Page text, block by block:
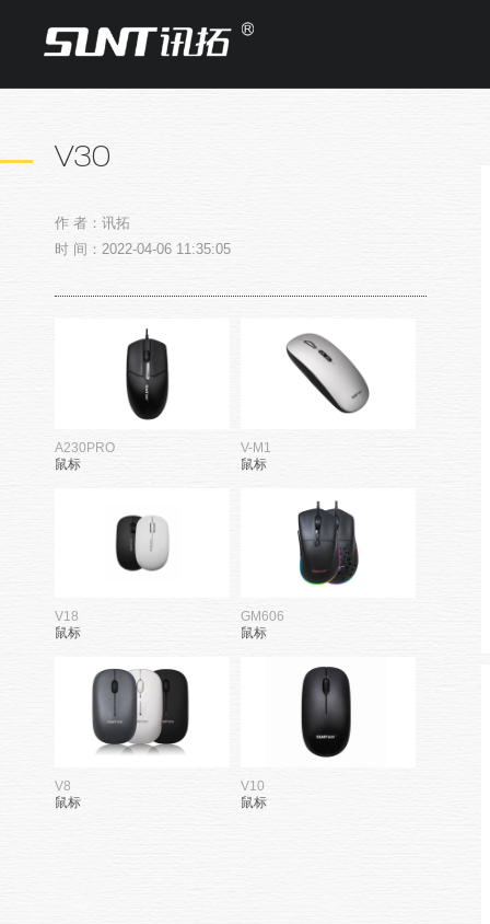
V30
作 者：讯拓
时 间：2022-04-06 11:35:05
A230PRO
鼠标
V-M1
鼠标
V18
鼠标
GM606
鼠标
V8
鼠标
V10
鼠标